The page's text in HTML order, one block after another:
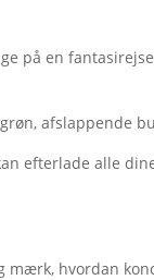
på en
afslappende
efterlade alle
mærk, hvordan